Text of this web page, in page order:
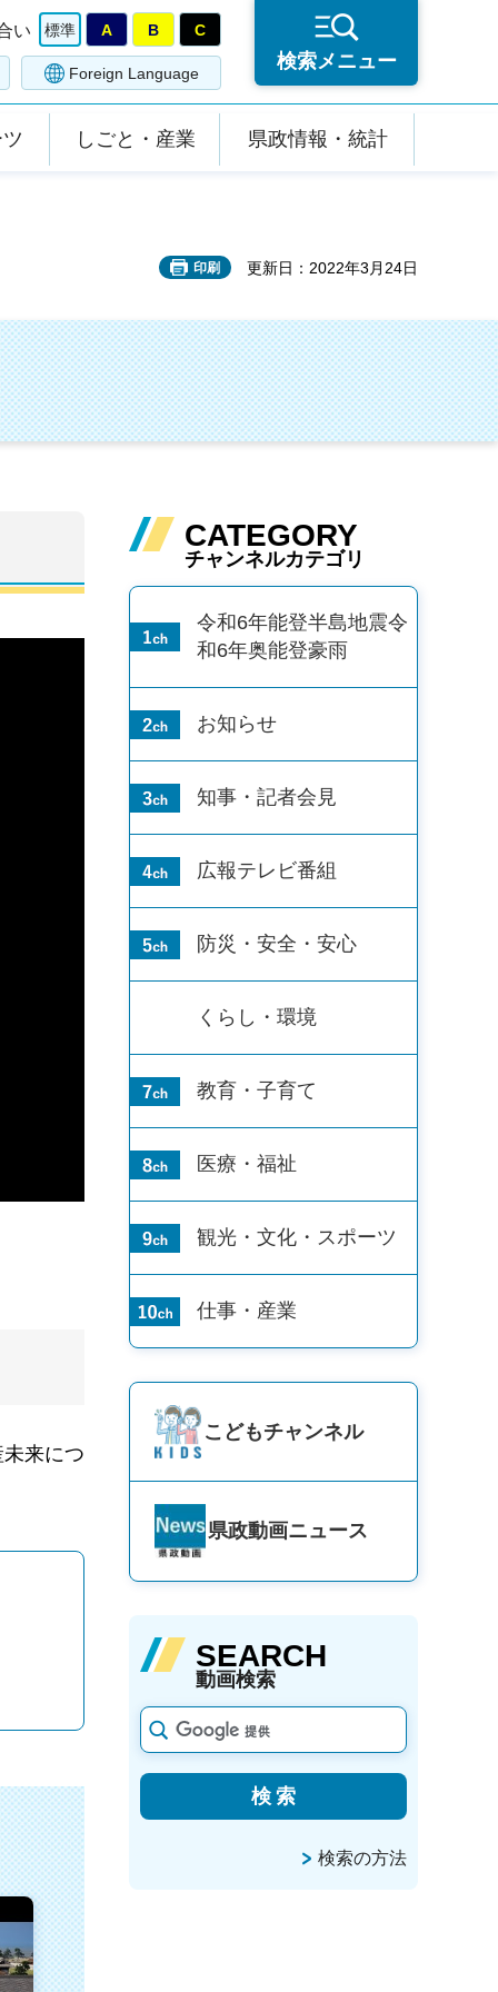
い 標準 A B C
Foreign Language
検索メニュー
しごと・産業 県政情報・統計
印刷 更新日：2022年3月24日
来につ
CATEGORY
チャンネルカテゴリ
令和6年能登半島地震令
和6年奥能登豪雨
お知らせ
知事・記者会見
広報テレビ番組
防災・安全・安心
くらし・環境
教育・子育て
医療・福祉
観光・文化・ スポーツ
仕事・産業
こどもチャンネル
県政動画ニュース
SEARCH
動画検索
検索の方法